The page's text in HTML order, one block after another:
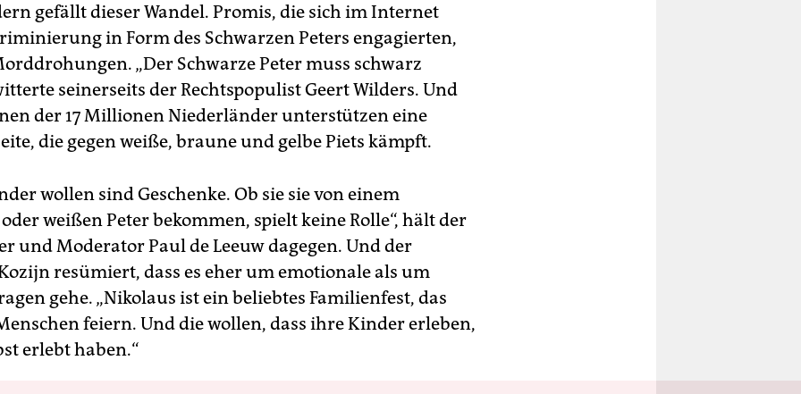
gefällt dieser Wandel. Promis, die sich im Internet
in Form des Schwarzen Peters engagierten,
„Der Schwarze Peter muss schwarz
seinerseits der Rechtspopulist Geert Wilders. Und
der 17 Millionen Niederländer unterstützen eine
die gegen weiße, braune und gelbe Piets kämpft.
wollen sind Geschenke. Ob sie sie von einem
weißen Peter bekommen, spielt keine Rolle“, hält der
und Moderator Paul de Leeuw dagegen. Und der
resümiert, dass es eher um emotionale als um
gehe. „Nikolaus ist ein beliebtes Familienfest, das
feiern. Und die wollen, dass ihre Kinder erleben,
erlebt haben.“